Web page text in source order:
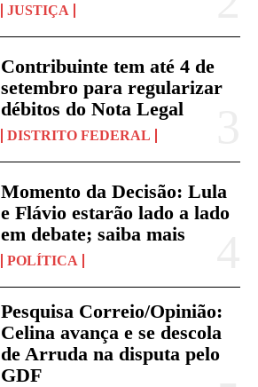
JUSTIÇA
Contribuinte tem até 4 de
setembro para regularizar
débitos do Nota Legal
DISTRITO FEDERAL
Momento da Decisão: Lula
e Flávio estarão lado a lado
em debate; saiba mais
POLÍTICA
Pesquisa Correio/Opinião:
Celina avança e se descola
de Arruda na disputa pelo
GDF